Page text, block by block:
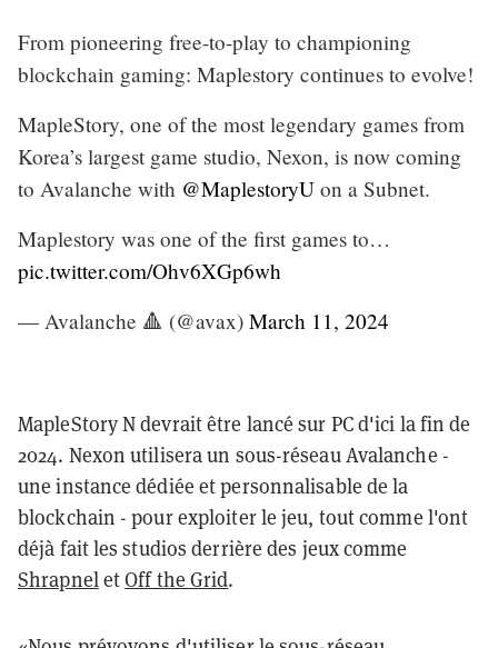
From pioneering free-to-play to championing
blockchain gaming: Maplestory continues to evolve!
MapleStory, one of the most legendary games from
Korea’s largest game studio, Nexon, is now coming
to Avalanche with @MaplestoryU on a Subnet.
Maplestory was one of the first games to…
pic.twitter.com/Ohv6XGp6wh
— Avalanche 🔺 (@avax) March 11, 2024
MapleStory N devrait être lancé sur PC d'ici la fin de
2024. Nexon utilisera un sous-réseau Avalanche -
une instance dédiée et personnalisable de la
blockchain - pour exploiter le jeu, tout comme l'ont
déjà fait les studios derrière des jeux comme
ShrapneletOff the Grid.